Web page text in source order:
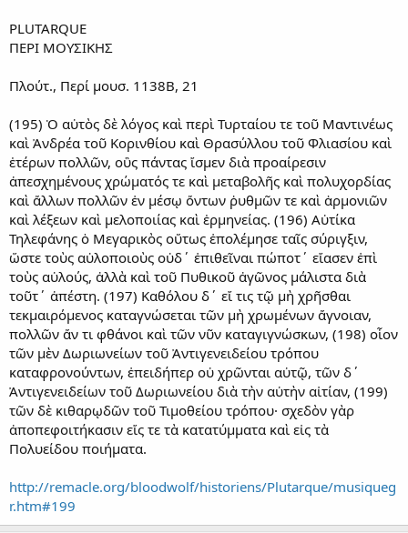
PLUTARQUE
ΠΕΡΙ ΜΟΥΣΙΚΗΣ
Πλούτ., Περί μουσ. 1138Β, 21
(195) Ὁ αὐτὸς δὲ λόγος καὶ περὶ Τυρταίου τε τοῦ Μαντινέως
καὶ Ἀνδρέα τοῦ Κορινθίου καὶ Θρασύλλου τοῦ Φλιασίου καὶ
ἑτέρων πολλῶν, οὓς πάντας ἴσμεν διὰ προαίρεσιν
ἀπεσχημένους χρώματός τε καὶ μεταβολῆς καὶ πολυχορδίας
καὶ ἄλλων πολλῶν ἐν μέσῳ ὄντων ῥυθμῶν τε καὶ ἁρμονιῶν
καὶ λέξεων καὶ μελοποιίας καὶ ἑρμηνείας. (196) Αὐτίκα
Τηλεφάνης ὁ Μεγαρικὸς οὕτως ἐπολέμησε ταῖς σύριγξιν,
ὥστε τοὺς αὐλοποιοὺς οὐδ΄ ἐπιθεῖναι πώποτ΄ εἴασεν ἐπὶ
τοὺς αὐλούς, ἀλλὰ καὶ τοῦ Πυθικοῦ ἀγῶνος μάλιστα διὰ
τοῦτ΄ ἀπέστη. (197) Καθόλου δ΄ εἴ τις τῷ μὴ χρῆσθαι
τεκμαιρόμενος καταγνώσεται τῶν μὴ χρωμένων ἄγνοιαν,
πολλῶν ἄν τι φθάνοι καὶ τῶν νῦν καταγιγνώσκων, (198) οἷον
τῶν μὲν Δωριωνείων τοῦ Ἀντιγενειδείου τρόπου
καταφρονούντων, ἐπειδήπερ οὐ χρῶνται αὐτῷ, τῶν δ΄
Ἀντιγενειδείων τοῦ Δωριωνείου διὰ τὴν αὐτὴν αἰτίαν, (199)
τῶν δὲ κιθαρῳδῶν τοῦ Τιμοθείου τρόπου· σχεδὸν γὰρ
ἀποπεφοιτήκασιν εἴς τε τὰ κατατύμματα καὶ εἰς τὰ
Πολυείδου ποιήματα.
http://remacle.org/bloodwolf/historiens/Plutarque/musiqueg
r.htm#199